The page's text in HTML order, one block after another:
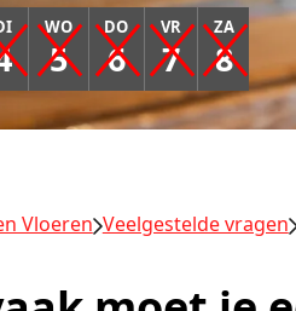
WO
5
DO
6
VR
7
ZA
8
Vloeren Veelgestelde vragen